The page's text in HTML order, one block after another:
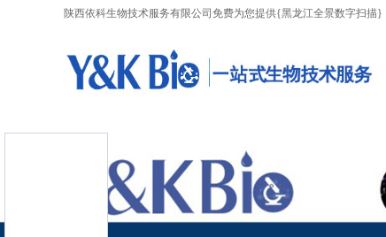
陕西依科生物技术服务有限公司免费为您提供{黑龙江全景数字扫描}